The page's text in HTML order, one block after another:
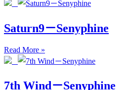
Saturn9－Senyphine
Read More »
7th Wind－Senyphine